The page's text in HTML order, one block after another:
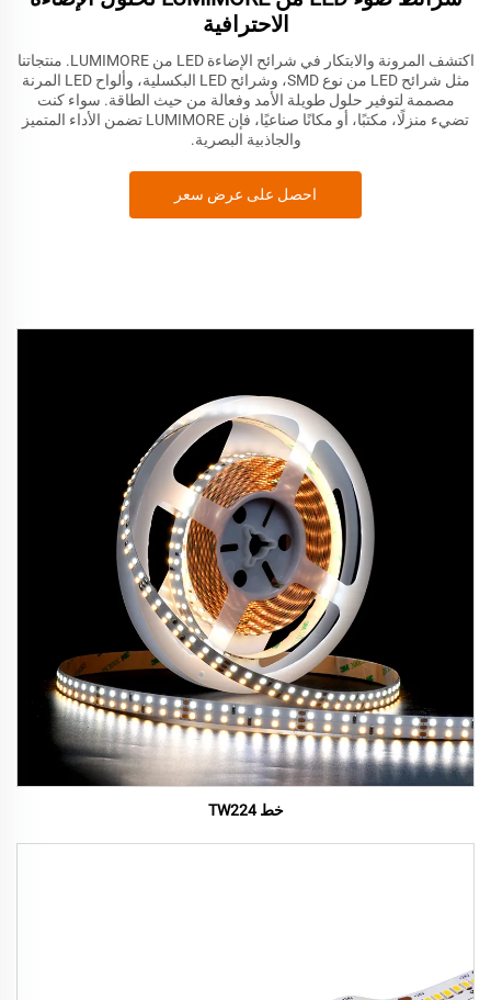
الاحترافية
اكتشف المرونة والابتكار في شرائح الإضاءة LED من LUMIMORE. منتجاتنا
مثل شرائح LED من نوع SMD، وشرائح LED البكسلية، وألواح LED المرنة
مصممة لتوفير حلول طويلة الأمد وفعالة من حيث الطاقة. سواء كنت
تضيء منزلًا، مكتبًا، أو مكانًا صناعيًا، فإن LUMIMORE تضمن الأداء المتميز
والجاذبية البصرية.
احصل على عرض سعر
خط TW224